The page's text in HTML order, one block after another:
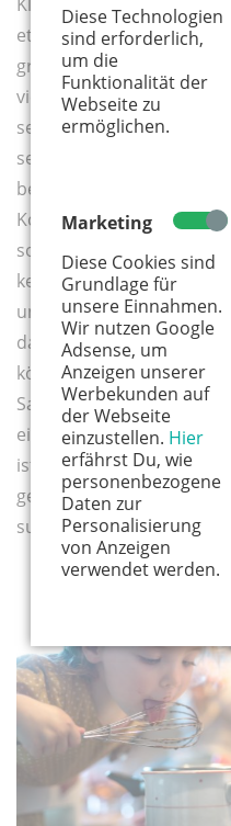
Diese Technologien
sind erforderlich,
um die
Funktionalität der
Webseite zu
ermöglichen.
Marketing
Diese Cookies sind
Grundlage für
unsere Einnahmen.
Wir nutzen Google
Adsense, um
Anzeigen unserer
Werbekunden auf
der Webseite
einzustellen. Hier
erfährst Du, wie
personenbezogene
Daten zur
Personalisierung
von Anzeigen
verwendet werden.
etwas Größeren können
größte Kind kann den
vielleicht schon in die
seine Aufgaben haben
selbst ausführen können.
besonders mit mehreren
Kochen zu nehmen und
soll länger dauern als
kennen die
und sollten dabei viel
das Kinder haben, wenn
können. Die Kinder
Sachen auszuprobieren,
eigenen Vorstellungen zu
ist, dass die Zeit knapp
gemeinsame Kochen
suchen.